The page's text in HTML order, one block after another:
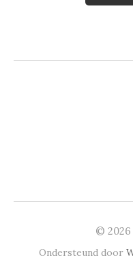
© 2026
Ondersteund door